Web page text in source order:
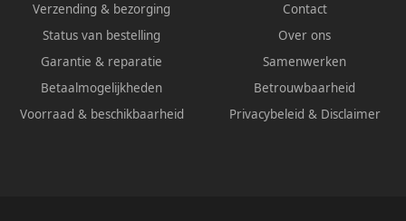
Verzending & bezorging
Status van bestelling
Garantie & reparatie
Betaalmogelijkheden
Voorraad & beschikbaarheid
Contact
Over ons
Samenwerken
Betrouwbaarheid
Privacybeleid & Disclaimer